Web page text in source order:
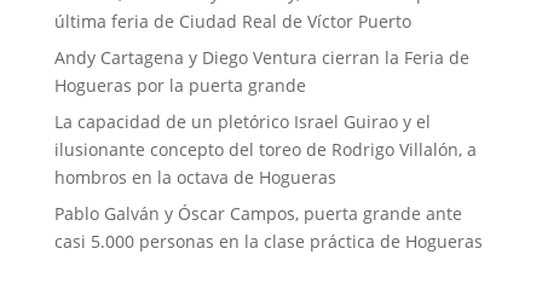
última feria de Ciudad Real de Víctor Puerto
Andy Cartagena y Diego Ventura cierran la Feria de
Hogueras por la puerta grande
La capacidad de un pletórico Israel Guirao y el
ilusionante concepto del toreo de Rodrigo Villalón, a
hombros en la octava de Hogueras
Pablo Galván y Óscar Campos, puerta grande ante
casi 5.000 personas en la clase práctica de Hogueras